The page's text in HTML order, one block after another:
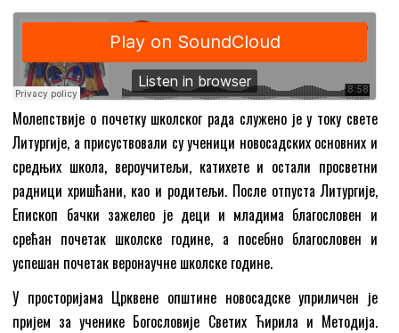
Молепствије о почетку школског рада служено је у току свете
Литургије, а присуствовали су ученици новосадских основних и
средњих школа, вероучитељи, катихете и остали просветни
радници хришћани, као и родитељи. После отпуста Литургије,
Епископ бачки зажелео је деци и младима благословен и
срећан почетак школске године, а посебно благословен и
успешан почетак веронаучне школске године.
У просторијама Црквене општине новосадске уприличен је
пријем за ученике Богословије Светих Ћирила и Методија.